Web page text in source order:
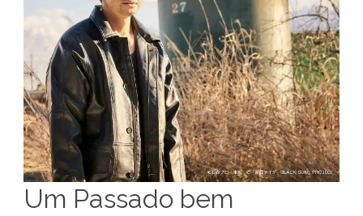
Um Passado bem